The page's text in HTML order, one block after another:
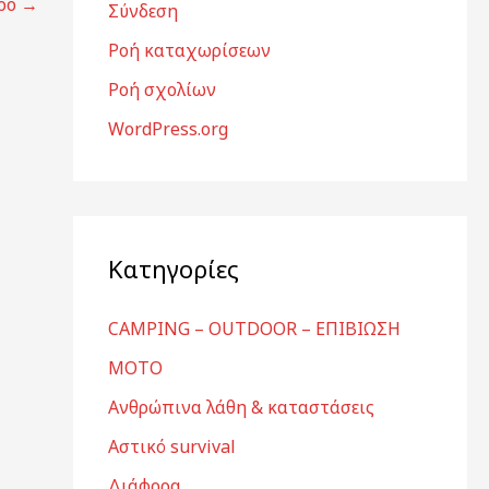
→
Σύνδεση
Ροή καταχωρίσεων
Ροή σχολίων
WordPress.org
Kατηγορίες
CAMPING – OUTDOOR – ΕΠΙΒΙΩΣΗ
MOTO
Ανθρώπινα λάθη & καταστάσεις
Αστικό survival